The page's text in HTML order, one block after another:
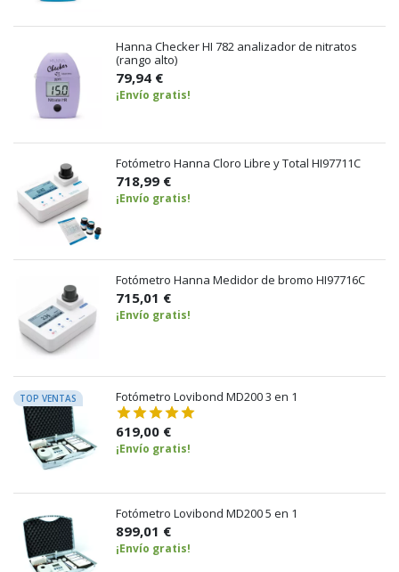
Hanna Checker HI 782 analizador de nitratos
(rango alto)
79,94 €
¡Envío gratis!
Fotómetro Hanna Cloro Libre y Total HI97711C
718,99 €
¡Envío gratis!
Fotómetro Hanna Medidor de bromo HI97716C
715,01 €
¡Envío gratis!
TOP VENTAS Fotómetro Lovibond MD200 3 en 1
619,00 €
¡Envío gratis!
Fotómetro Lovibond MD200 5 en 1
899,01 €
¡Envío gratis!